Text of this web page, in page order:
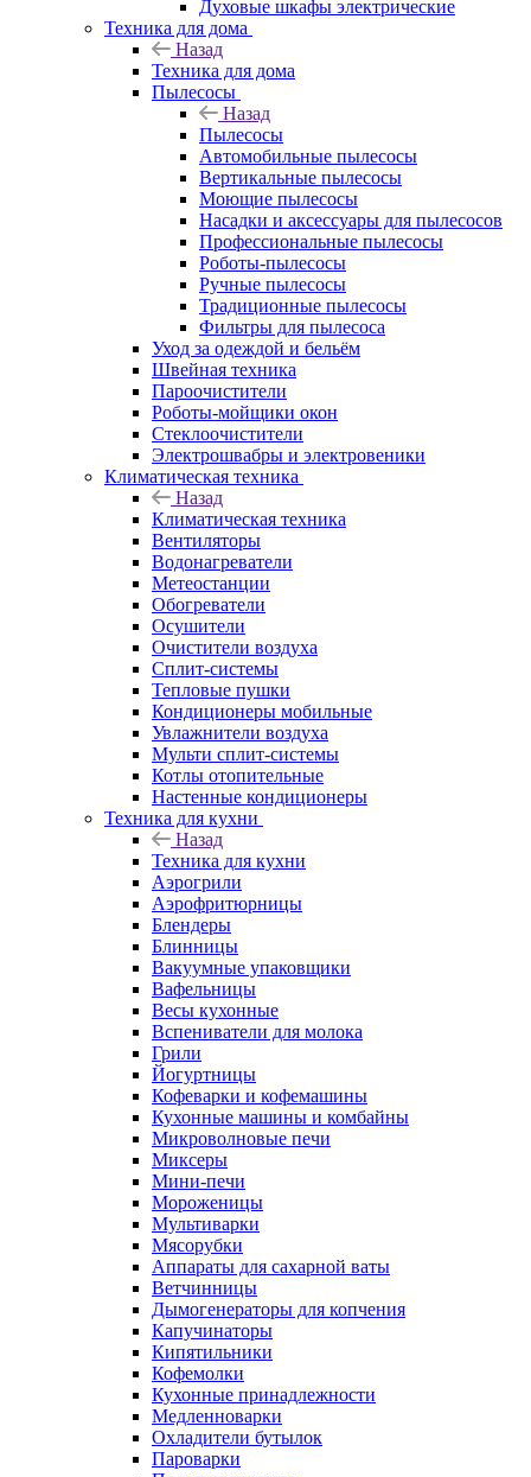
Духовые шкафы электрические
Техника для дома
Назад
Техника для дома
Пылесосы
Назад
Пылесосы
Автомобильные пылесосы
Вертикальные пылесосы
Моющие пылесосы
Насадки и аксессуары для пылесосов
Профессиональные пылесосы
Роботы-пылесосы
Ручные пылесосы
Традиционные пылесосы
Фильтры для пылесоса
Уход за одеждой и бельём
Швейная техника
Пароочистители
Роботы-мойщики окон
Стеклоочистители
Электрошвабры и электровеники
Климатическая техника
Назад
Климатическая техника
Вентиляторы
Водонагреватели
Метеостанции
Обогреватели
Осушители
Очистители воздуха
Сплит-системы
Тепловые пушки
Кондиционеры мобильные
Увлажнители воздуха
Мульти сплит-системы
Котлы отопительные
Настенные кондиционеры
Техника для кухни
Назад
Техника для кухни
Аэрогрили
Аэрофритюрницы
Блендеры
Блинницы
Вакуумные упаковщики
Вафельницы
Весы кухонные
Вспениватели для молока
Грили
Йогуртницы
Кофеварки и кофемашины
Кухонные машины и комбайны
Микроволновые печи
Миксеры
Мини-печи
Мороженицы
Мультиварки
Мясорубки
Аппараты для сахарной ваты
Ветчинницы
Дымогенераторы для копчения
Капучинаторы
Кипятильники
Кофемолки
Кухонные принадлежности
Медленноварки
Охладители бутылок
Пароварки